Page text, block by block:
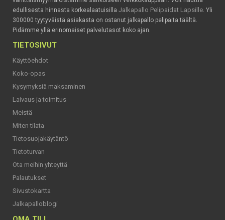
edullisesta hinnasta korkealaatuisilla Jalkapallo Pelipaidat Lapsille . Yli
300000 tyytyväistä asiakasta on ostanut jalkapallo pelipaita täältä.
Pidämme yllä erinomaiset palvelutasot koko ajan.
TIETOSIVUT
Käyttöehdot
Koko-opas
Kysymyksiä maksaminen
Laivaus ja toimitus
Meistä
Miten tilata
Tietosuojakäytäntö
Tietoturvan
Ota meihin yhteyttä
Palautukset
Sivustokartta
Jalkapalloblogi